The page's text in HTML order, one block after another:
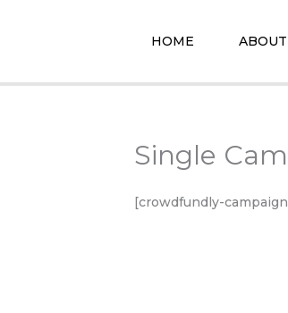
HOME ABOUT
Single
[crowdfundly-